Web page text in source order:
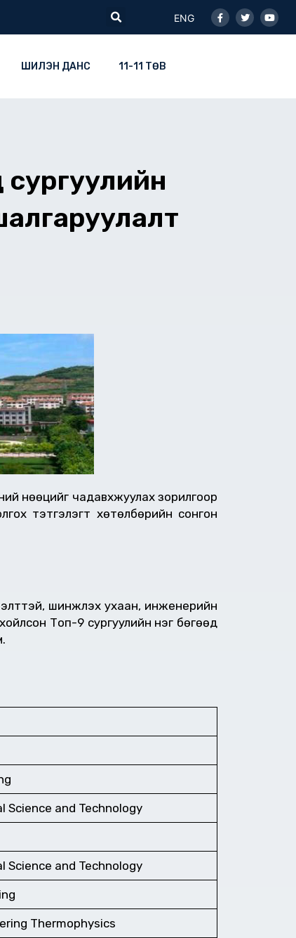
Search
ENG
f
ШИЛЭН ДАНС 11-11 ТӨВ
нөөцийг чадавхжуулах зорилгоор
тэтгэлэгт хөтөлбөрийн сонгон
шинжлэх ухаан, инженерийн
Топ-9 сургуулийн нэг бөгөөд
and Technology
and Technology
Thermophysics